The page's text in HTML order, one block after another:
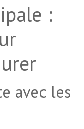
:
avec les